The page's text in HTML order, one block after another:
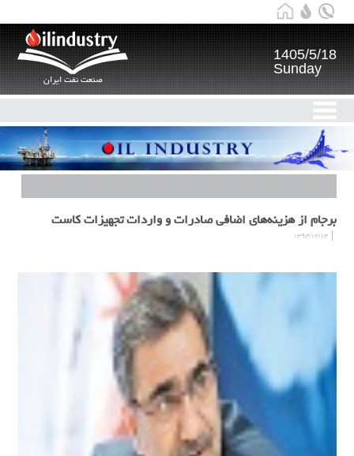
صنعت نفت ایران
1405/5/18
Sunday
برجام از هزینه‌های اضافی صادرات و واردات تجهیزات کاست
۱۳۹۴/۱۲/۱۴